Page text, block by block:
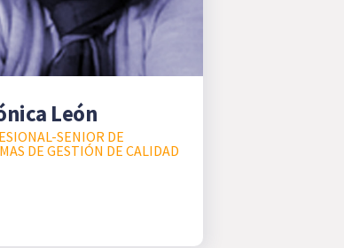
León
SENIOR DE
DE GESTIÓN DE CALIDAD